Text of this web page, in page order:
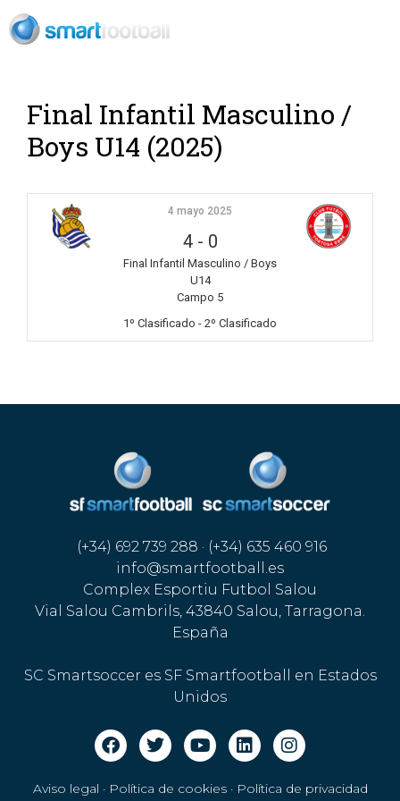
Final Infantil Masculino /
Boys U14 (2025)
4 mayo 2025
4- 0
Final Infantil Masculino / Boys
U14
Campo 5
1º Clasificado - 2º Clasificado
(+34) 692 739 288 · (+34) 635 460 916
info@smartfootball.es
Complex Esportiu Futbol Salou
Vial Salou Cambrils, 43840 Salou, Tarragona.
España
SC Smartsoccer es SF Smartfootball en Estados
Unidos
Aviso legal · Política de cookies· Política de privacidad